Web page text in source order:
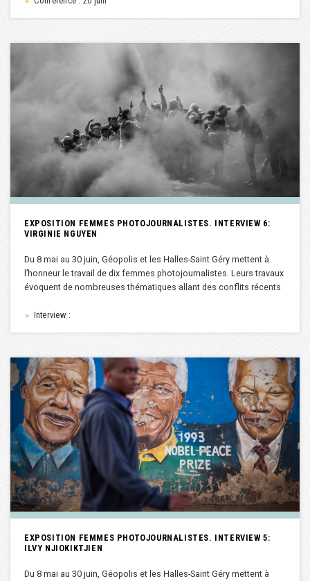
EXPOSITION FEMMES PHOTOJOURNALISTES. INTERVIEW 6:
VIRGINIE NGUYEN
Du 8 mai au 30 juin, Géopolis et les Halles-Saint Géry mettent à
l’honneur le travail de dix femmes photojournalistes. Leurs travaux
évoquent de nombreuses thématiques allant des conflits récents
► Interview :
EXPOSITION FEMMES PHOTOJOURNALISTES. INTERVIEW 5:
ILVY NJIOKIKTJIEN
Du 8 mai au 30 juin, Géopolis et les Halles-Saint Géry mettent à